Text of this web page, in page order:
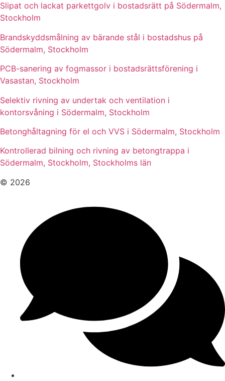
Slipat och lackat parkettgolv i bostadsrätt på Södermalm,
Stockholm
Brandskyddsmålning av bärande stål i bostadshus på
Södermalm, Stockholm
PCB-sanering av fogmassor i bostadsrättsförening i
Vasastan, Stockholm
Selektiv rivning av undertak och ventilation i
kontorsvåning i Södermalm, Stockholm
Betonghåltagning för el och VVS i Södermalm, Stockholm
Kontrollerad bilning och rivning av betongtrappa i
Södermalm, Stockholm, Stockholms län
© 2026